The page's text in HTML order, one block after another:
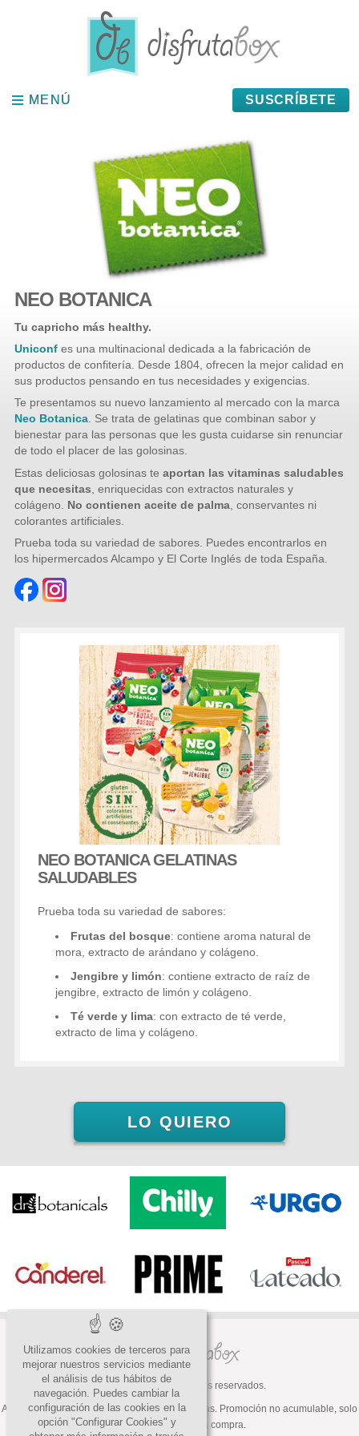
MENÚ
MENÚ SUSCRÍBETE
NEO BOTANICA
Tu capricho más healthy.
Uniconf es una multinacional dedicada a la fabricación de
productos de confitería. Desde 1804, ofrecen la mejor calidad en
sus productos pensando en tus necesidades y exigencias.
Te presentamos su nuevo lanzamiento al mercado con la marca
Neo Botanica. Se trata de gelatinas que combinan sabor y
bienestar para las personas que les gusta cuidarse sin renunciar
de todo el placer de las golosinas.
Estas deliciosas golosinas teaportan las vitaminas saludables
que necesitas , enriquecidas con extractos naturales y
colágeno. No contienen aceite de palma , conservantes ni
colorantes artificiales.
Prueba toda su variedad de sabores. Puedes encontrarlos en
los hipermercados Alcampo y El Corte Inglés de toda España.
NEO BOTANICA GELATINAS
SALUDABLES
Prueba toda su variedad de sabores:
Frutas del bosque: contiene aroma natural de
mora, extracto de arándano y colágeno.
Jengibre y limón: contiene extracto de raíz de
jengibre, extracto de limón y colágeno.
Té verde y lima: con extracto de té verde,
extracto de lima y colágeno.
LO QUIERO
© 2026 Todos los derechos reservados.
ATENCIÓN: Oferta válida hasta fin de existencias. Promoción no acumulable, solo
válida para la primera compra.
Utilizamos cookies de terceros para
mejorar nuestros servicios mediante
el análisis de tus hábitos de
navegación. Puedes cambiar la
configuración de las cookies en la
opción "Configurar Cookies" y